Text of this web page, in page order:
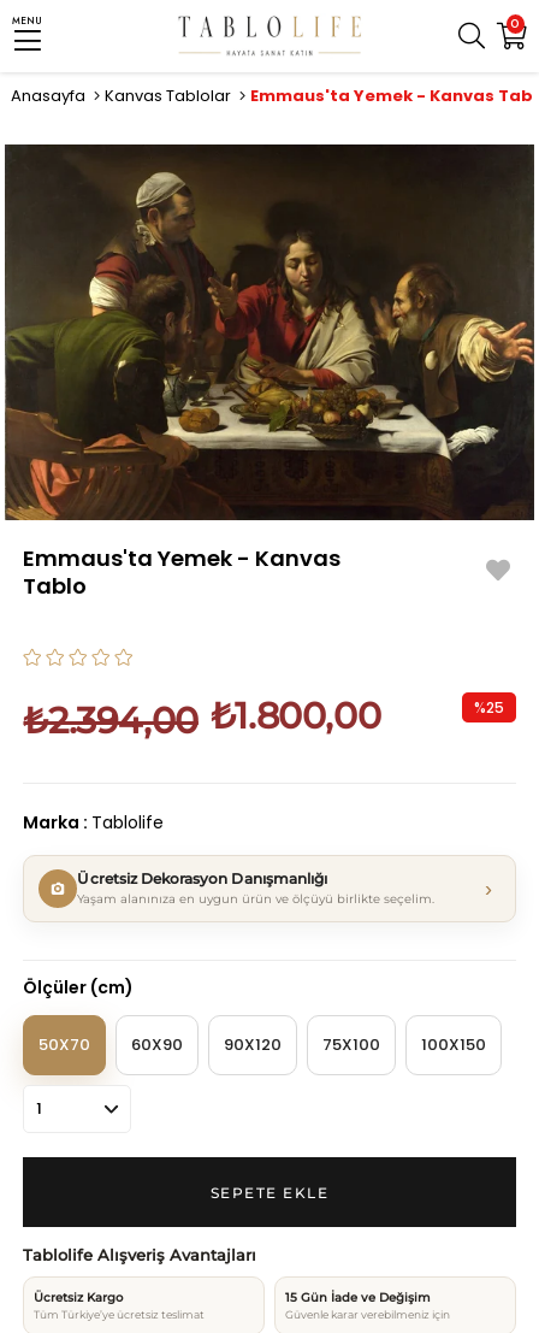
0
MENU
Anasayfa Kanvas Tablolar Emmaus'ta Yemek - Kanvas
Emmaus'ta Yemek - Kanvas
Tablo
₺2.394,00 ₺1.800,00 %25
Marka : Tablolife
Ücretsiz Dekorasyon Danışmanlığı
Yaşam alanınıza en uygun ürün ve ölçüyü birlikte seçelim. ›
Ölçüler (cm)
50X70 60X90 90X120 75X100 100X150
Tablolife Alışveriş Avantajları
Ücretsiz Kargo
Tüm Türkiye’ye ücretsiz teslimat
15 Gün İade ve Değişim
Güvenle karar verebilmeniz için